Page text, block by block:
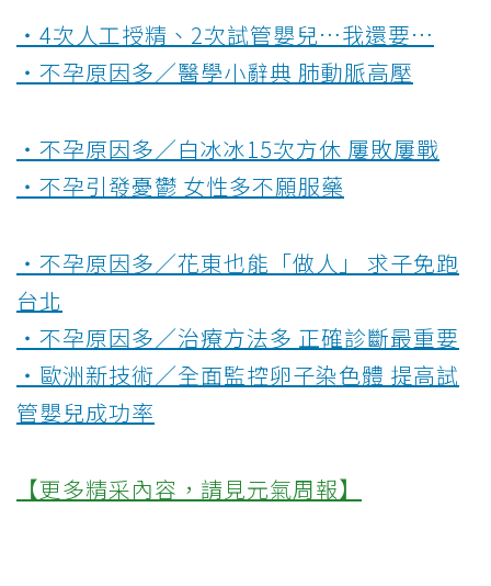
‧4次人工授精、2次試管嬰兒…我還要…
‧不孕原因多／醫學小辭典 肺動脈高壓
‧不孕原因多／白冰冰15次方休 屢敗屢戰
‧不孕引發憂鬱 女性多不願服藥
‧不孕原因多／花東也能「做人」 求子免跑
台北
‧不孕原因多／治療方法多 正確診斷最重要
‧歐洲新技術／全面監控卵子染色體 提高試
管嬰兒成功率
【更多精采內容，請見元氣周報】